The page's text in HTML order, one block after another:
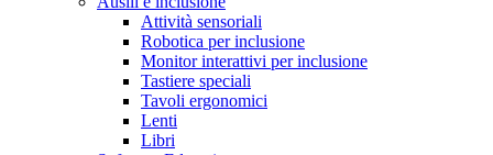
Attività sensoriali
Robotica per inclusione
Monitor interattivi per inclusione
Tastiere speciali
Tavoli ergonomici
Lenti
Libri